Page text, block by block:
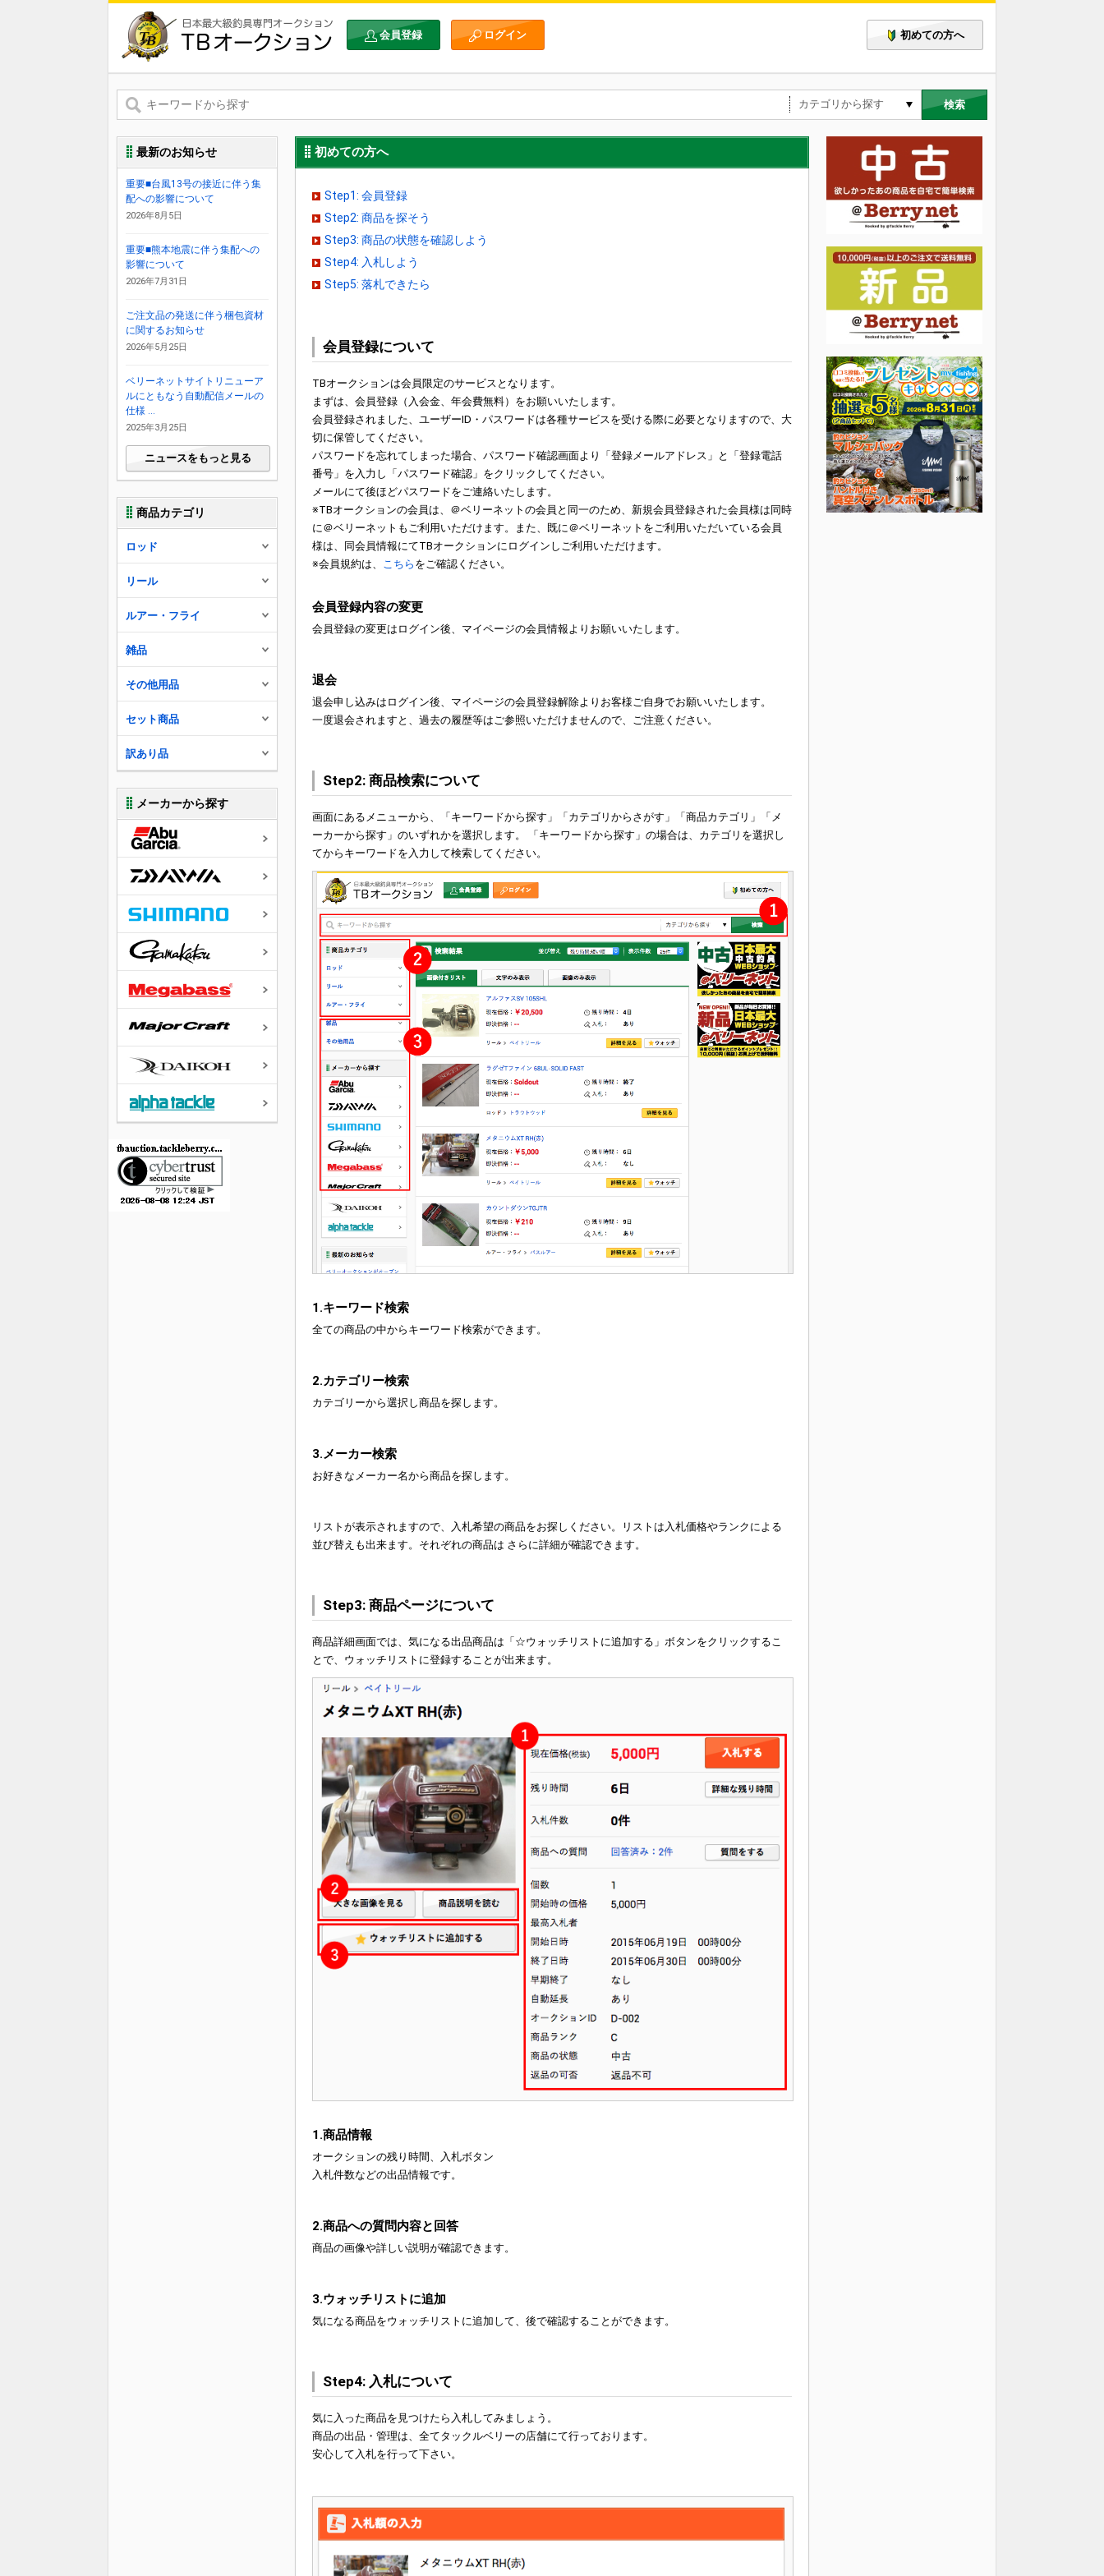
会員登録 ログイン 初めての方へ
検索
最新のお知らせ
重要■台風13号の接近に伴う集
配への影響について
2026年8月5日
重要■熊本地震に伴う集配への
影響について
2026年7月31日
ご注文品の発送に伴う梱包資材
に関するお知らせ
2026年5月25日
ベリーネットサイトリニューア
ルにともなう自動配信メールの
仕様 ...
2025年3月25日
ニュースをもっと見る
商品カテゴリ
ロッド
リール
ルアー・フライ
雑品
その他用品
セット商品
訳あり品
メーカーから探す
初めての方へ
Step1: 会員登録
Step2: 商品を探そう
Step3: 商品の状態を確認しよう
Step4: 入札しよう
Step5: 落札できたら
会員登録について
TBオークションは会員限定のサービスとなります。
まずは、会員登録（入会金、年会費無料）をお願いいたします。
会員登録されました、ユーザーID・パスワードは各種サービスを受ける際に必要となりますので、大
切に保管してください。
パスワードを忘れてしまった場合、パスワード確認画面より「登録メールアドレス」と「登録電話
番号」を入力し「パスワード確認」をクリックしてください。
メールにて後ほどパスワードをご連絡いたします。
※TBオークションの会員は、＠ベリーネットの会員と同一のため、新規会員登録された会員様は同時
に＠ベリーネットもご利用いただけます。また、既に＠ベリーネットをご利用いただいている会員
様は、同会員情報にてTBオークションにログインしご利用いただけます。
※会員規約は、 こちら をご確認ください。
会員登録内容の変更
会員登録の変更はログイン後、マイページの会員情報よりお願いいたします。
退会
退会申し込みはログイン後、マイページの会員登録解除よりお客様ご自身でお願いいたします。
一度退会されますと、過去の履歴等はご参照いただけませんので、ご注意ください。
Step2: 商品検索について
画面にあるメニューから、「キーワードから探す」「カテゴリからさがす」「商品カテゴリ」「メ
ーカーから探す」のいずれかを選択します。 「キーワードから探す」の場合は、カテゴリを選択し
てからキーワードを入力して検索してください。
1.キーワード検索
全ての商品の中からキーワード検索ができます。
2.カテゴリー検索
カテゴリーから選択し商品を探します。
3.メーカー検索
お好きなメーカー名から商品を探します。
リストが表示されますので、入札希望の商品をお探しください。リストは入札価格やランクによる
並び替えも出来ます。それぞれの商品は さらに詳細が確認できます。
Step3: 商品ページについて
商品詳細画面では、気になる出品商品は「☆ウォッチリストに追加する」ボタンをクリックするこ
とで、ウォッチリストに登録することが出来ます。
1.商品情報
オークションの残り時間、入札ボタン
入札件数などの出品情報です。
2.商品への質問内容と回答
商品の画像や詳しい説明が確認できます。
3.ウォッチリストに追加
気になる商品をウォッチリストに追加して、後で確認することができます。
Step4: 入札について
気に入った商品を見つけたら入札してみましょう。
商品の出品・管理は、全てタックルベリーの店舗にて行っております。
安心して入札を行って下さい。